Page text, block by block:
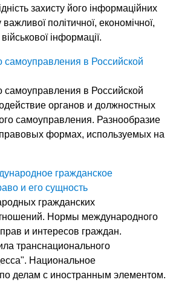
захисту його інформаційних
важливої політичної, економічної,
інформації.
в Российской
в Российской
органов и должностных
самоуправления. Разнообразие
формах, используемых на
гражданское
и его сущность
гражданских
Нормы международного
и интересов граждан.
транснационального
Национальное
делам с иностранным элементом.